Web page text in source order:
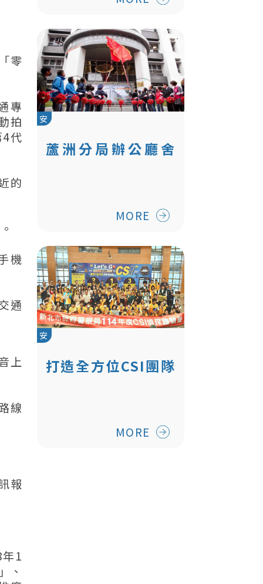
零
專
拍
代
的
機
通
上
線
報
1
、
安
蘆洲分局辦公廳舍
MORE
安
打造全方位CSI團隊
MORE